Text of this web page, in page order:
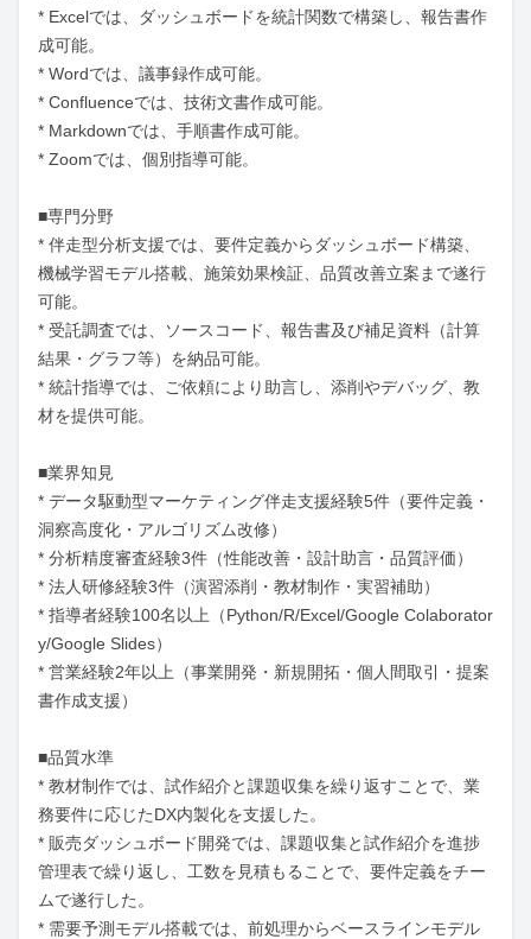
* Excelでは、ダッシュボードを統計関数で構築し、報告書作
成可能。
* Wordでは、議事録作成可能。
* Confluenceでは、技術文書作成可能。
* Markdownでは、手順書作成可能。
* Zoomでは、個別指導可能。
■専門分野
* 伴走型分析支援では、要件定義からダッシュボード構築、
機械学習モデル搭載、施策効果検証、品質改善立案まで遂行
可能。
* 受託調査では、ソースコード、報告書及び補足資料（計算
結果・グラフ等）を納品可能。
* 統計指導では、ご依頼により助言し、添削やデバッグ、教
材を提供可能。
■業界知見
* データ駆動型マーケティング伴走支援経験5件（要件定義・
洞察高度化・アルゴリズム改修）
* 分析精度審査経験3件（性能改善・設計助言・品質評価）
* 法人研修経験3件（演習添削・教材制作・実習補助）
* 指導者経験100名以上（Python/R/Excel/Google Colaborator
y/Google Slides）
* 営業経験2年以上（事業開発・新規開拓・個人間取引・提案
書作成支援）
■品質水準
* 教材制作では、試作紹介と課題収集を繰り返すことで、業
務要件に応じたDX内製化を支援した。
* 販売ダッシュボード開発では、課題収集と試作紹介を進捗
管理表で繰り返し、工数を見積もることで、要件定義をチー
ムで遂行した。
* 需要予測モデル搭載では、前処理からベースラインモデル